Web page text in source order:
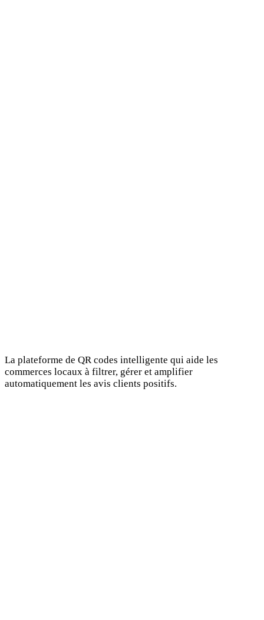
La plateforme de QR codes intelligente qui aide les
commerces locaux à filtrer, gérer et amplifier
automatiquement les avis clients positifs.